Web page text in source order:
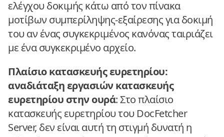
ελέγχου δοκιμής κάτω από τον πίνακα
μοτίβων συμπερίληψης-εξαίρεσης για δοκιμή
του αν ένας συγκεκριμένος κανόνας ταιριάζει
με ένα συγκεκριμένο αρχείο.
Πλαίσιο κατασκευής ευρετηρίου:
αναδιάταξη εργασιών κατασκευής
ευρετηρίου στην ουρά: Στο πλαίσιο
κατασκευής ευρετηρίου του DocFetcher
Server, δεν είναι αυτή τη στιγμή δυνατή η